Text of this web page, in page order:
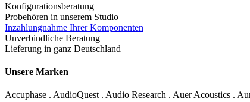
Konfigurationsberatung
Probehören in unserem Studio
Inzahlungnahme Ihrer Komponenten
Unverbindliche Beratung
Lieferung in ganz Deutschland
Unsere Marken
Accuphase . AudioQuest . Audio Research . Auer Acoustics .